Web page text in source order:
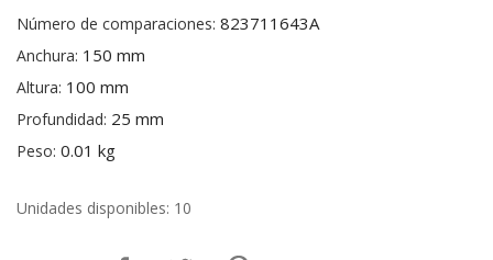
Número de comparaciones: 823711643A
Anchura: 150 mm
Altura: 100 mm
Profundidad: 25 mm
Peso: 0.01 kg
Unidades disponibles: 10